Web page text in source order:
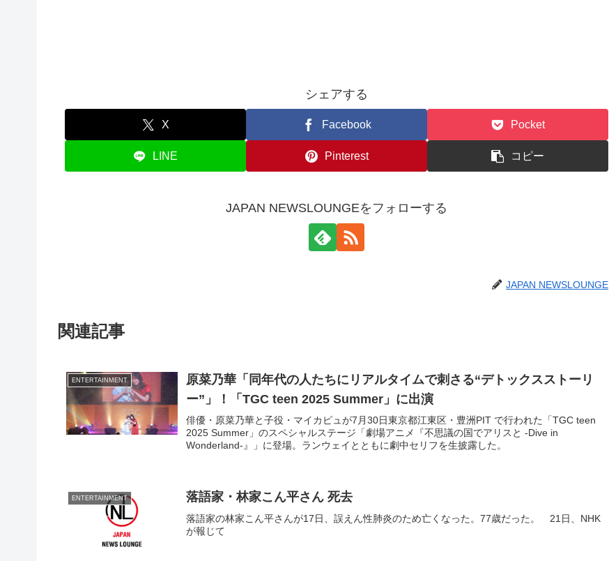
シェアする
X Facebook Pocket
LINE Pinterest コピー
JAPAN NEWSLOUNGEをフォローする
JAPAN NEWSLOUNGE
関連記事
ENTERTAINMENT
原菜乃華「同年代の人たちにリアルタイムで刺さる“デトックスストーリ
ー”」！「TGC teen 2025 Summer」に出演
俳優・原菜乃華と子役・マイカピュが7月30日東京都江東区・豊洲PIT で行われた「TGC teen
2025 Summer」のスペシャルステージ「劇場アニメ『不思議の国でアリスと -Dive in
Wonderland-』」に登場。ランウェイとともに劇中セリフを生披露した。
ENTERTAINMENT 落語家・林家こん平さん 死去
落語家の林家こん平さんが17日、誤えん性肺炎のため亡くなった。77歳だった。 21日、NHK
が報じて